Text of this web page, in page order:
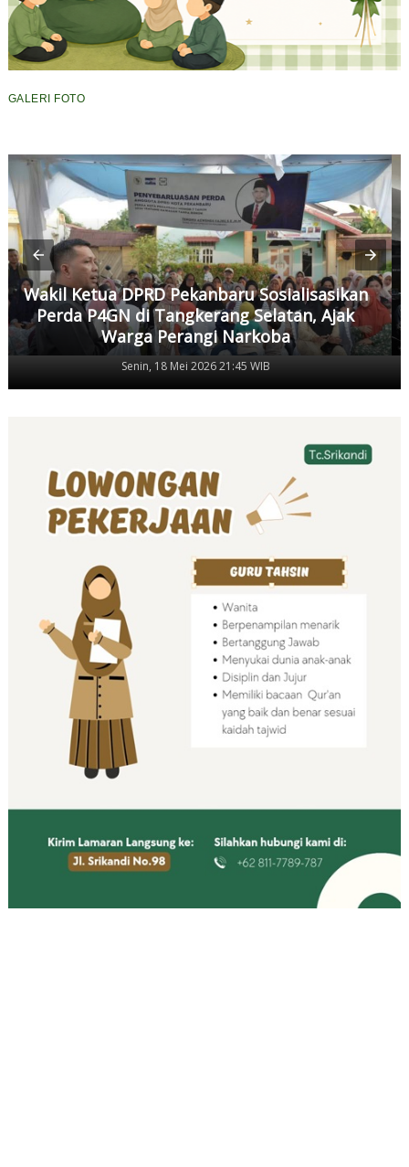
GALERI FOTO
Wakil Ketua DPRD Pekanbaru Sosialisasikan
Perda P4GN di Tangkerang Selatan, Ajak
Warga Perangi Narkoba
Senin, 18 Mei 2026 21:45 WIB